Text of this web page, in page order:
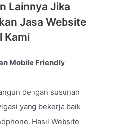
Lainnya Jika
Jasa Website
Kami
Mobile Friendly
dengan susunan
yang bekerja baik
Hasil Website